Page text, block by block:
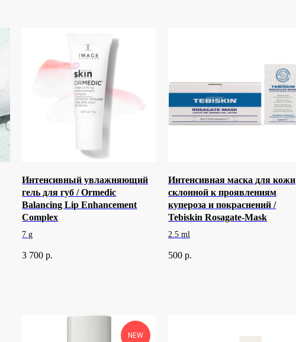
Интенсивный увлажняющий
гель для губ / Ormedic
Balancing Lip Enhancement
Complex
7 g
3 700 р.
Интенсивная маска для кожи
склонной к проявлениям
купероза и покраснений /
Tebiskin Rosagate-Mask
2.5 ml
500 р.
NEW